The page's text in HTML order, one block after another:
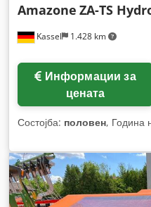
Kassel 1.428 km
Amazone ZA-TS
цената
Состојба: половен, Година